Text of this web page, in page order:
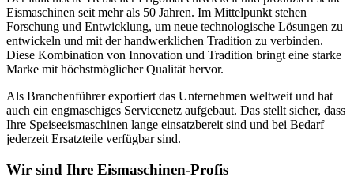
Eismaschinen seit mehr als 50 Jahren. Im Mittelpunkt stehen
Forschung und Entwicklung, um neue technologische Lösungen zu
entwickeln und mit der handwerklichen Tradition zu verbinden.
Diese Kombination von Innovation und Tradition bringt eine starke
Marke mit höchstmöglicher Qualität hervor.
Als Branchenführer exportiert das Unternehmen weltweit und hat
auch ein engmaschiges Servicenetz aufgebaut. Das stellt sicher, dass
Ihre Speiseeismaschinen lange einsatzbereit sind und bei Bedarf
jederzeit Ersatzteile verfügbar sind.
Wir sind Ihre Eismaschinen-Profis